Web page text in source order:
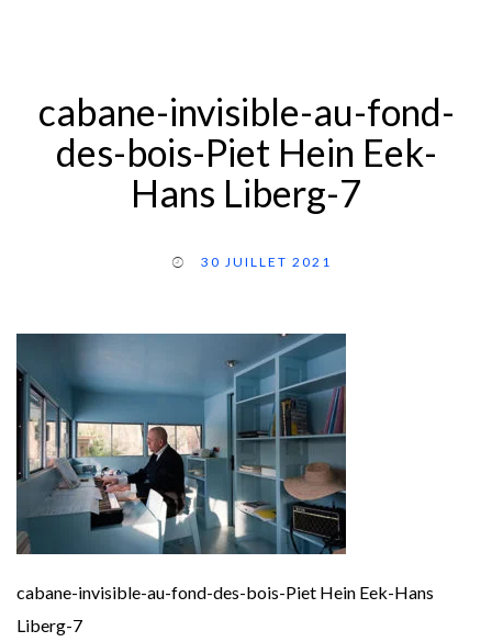
cabane-invisible-au-fond-
des-bois-Piet Hein Eek-
Hans Liberg-7
30 JUILLET 2021
cabane-invisible-au-fond-des-bois-Piet Hein Eek-Hans
Liberg-7